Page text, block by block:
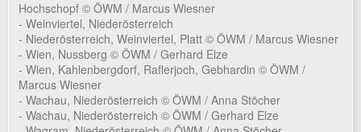
Hochschopf © ÖWM / Marcus Wiesner
- Weinviertel, Niederösterreich
- Niederösterreich, Weinviertel, Platt © ÖWM / Marcus Wiesner
- Wien, Nussberg © ÖWM / Gerhard Elze
- Wien, Kahlenbergdorf, Raflerjoch, Gebhardin © ÖWM /
Marcus Wiesner
- Wachau, Niederösterreich © ÖWM / Anna Stöcher
- Wachau, Niederösterreich © ÖWM / Gerhard Elze